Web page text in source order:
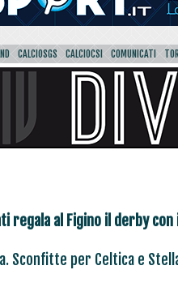
CALCIOSGS CALCIOCSI COMUNICATI
regala al Figino il derby con
Sconfitte per Celtica e